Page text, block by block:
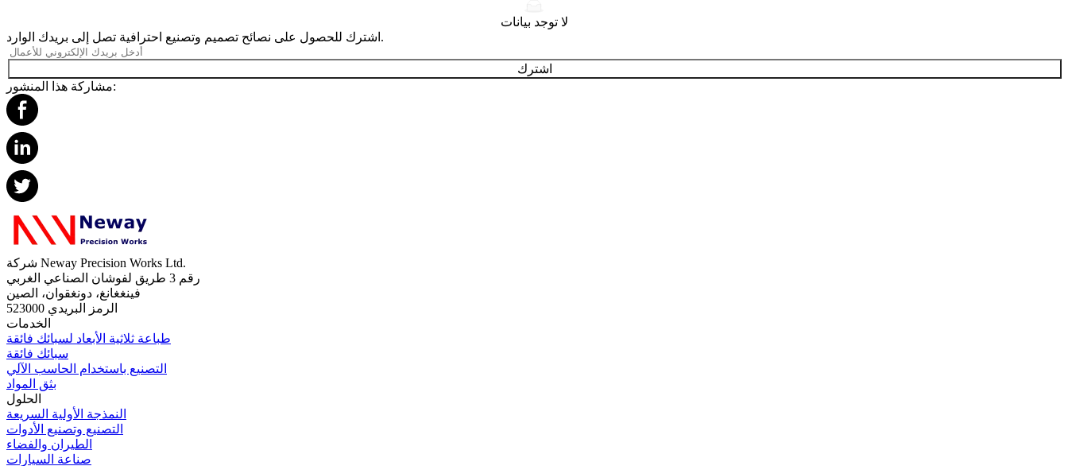
لا توجد بيانات
اشترك للحصول على نصائح تصميم وتصنيع احترافية تصل إلى بريدك الوارد.
اشترك
مشاركة هذا المنشور:
شركة Neway Precision Works Ltd.
رقم 3 طريق لفوشان الصناعي الغربي
فينغغانغ، دونغقوان، الصين
الرمز البريدي 523000
الخدمات
طباعة ثلاثية الأبعاد لسبائك فائقة
سبائك فائقة
التصنيع باستخدام الحاسب الآلي
بثق المواد
الحلول
النمذجة الأولية السريعة
التصنيع وتصنيع الأدوات
الطيران والفضاء
صناعة السيارات